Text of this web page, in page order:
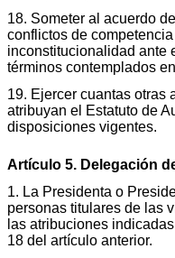
18. Someter al acuerdo
conflictos de
inconstitucionalidad ante
términos contemplados
19. Ejercer cuantas otras
atribuyan el Estatuto de
disposiciones vigentes.
Artículo 5. Delegación
1. La Presidenta o
personas titulares de las
las atribuciones
18 del artículo anterior.